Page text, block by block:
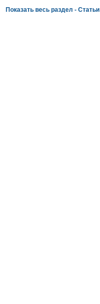
Показать весь раздел - Статьи